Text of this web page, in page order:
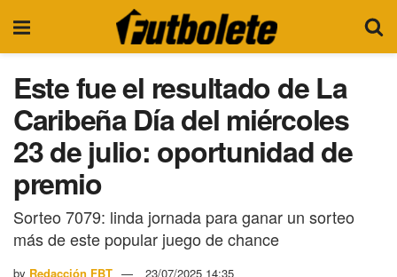
Este fue el resultado de La
Caribeña Día del miércoles
23 de julio: oportunidad de
premio
Sorteo 7079: linda jornada para ganar un sorteo
más de este popular juego de chance
by Redacción FBT 23/07/2025 14:35